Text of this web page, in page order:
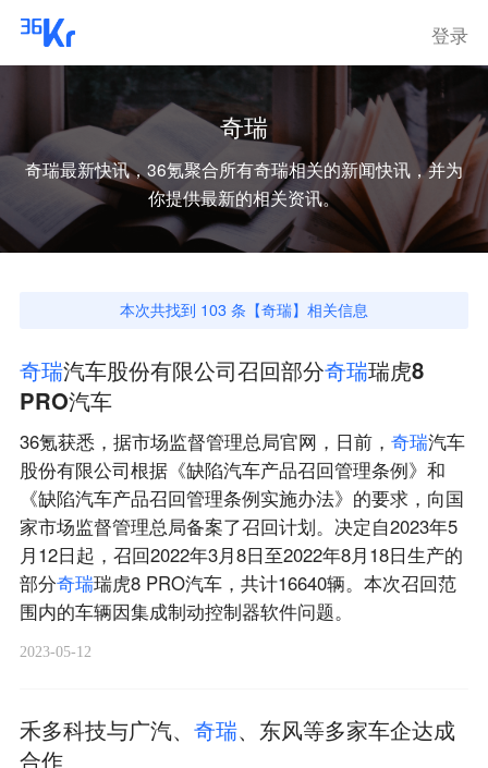
登录
奇瑞
奇瑞最新快讯，36氪聚合所有奇瑞相关的新闻快讯，并为
你提供最新的相关资讯。
本次共找到 103 条【奇瑞】相关信息
奇瑞汽车股份有限公司召回部分奇瑞瑞虎8
PRO汽车
36氪获悉，据市场监督管理总局官网，日前， 奇瑞汽车
股份有限公司根据《缺陷汽车产品召回管理条例》和
《缺陷汽车产品召回管理条例实施办法》的要求，向国
家市场监督管理总局备案了召回计划。决定自2023年5
月12日起，召回2022年3月8日至2022年8月18日生产的
部分奇瑞瑞虎8 PRO汽车，共计16640辆。本次召回范
围内的车辆因集成制动控制器软件问题。
2023-05-12
禾多科技与广汽、 奇瑞、东风等多家车企达成
合作